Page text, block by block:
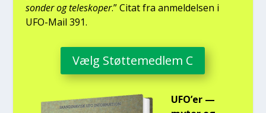
son­der og telesko­per.” Citat fra anmel­del­sen i
UFO-Mail 391.
Vælg Støt­te­med­lem C
UFO’er —